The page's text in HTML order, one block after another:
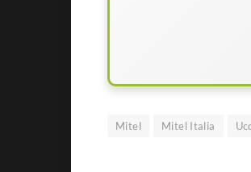
Mitel Mitel Italia